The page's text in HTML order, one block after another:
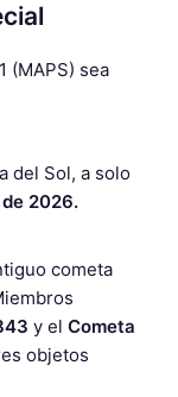
(MAPS) sea
del Sol, a solo
2026.
cometa
y el Cometa
objetos